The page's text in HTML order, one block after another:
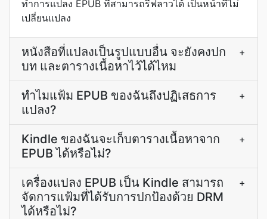
ทำการแปลง EPUB ที่สามารถรีฟลาวได้ เป็นหน้าที่ไม่
เปลี่ยนแปลง
หนังสือที่แปลงเป็นรูปแบบอื่น จะยังคงปก
บท และตารางเนื้อหาไว้ได้ไหม
+
ทำไมแฟ้ม EPUB ของฉันถึงปฏิเสธการ
แปลง?
+
Kindle ของฉันจะเก็บตารางเนื้อหาจาก
EPUB ได้หรือไม่?
+
เครื่องแปลง EPUB เป็น Kindle สามารถ
จัดการแฟ้มที่ได้รับการปกป้องด้วย DRM
ได้หรือไม่?
+